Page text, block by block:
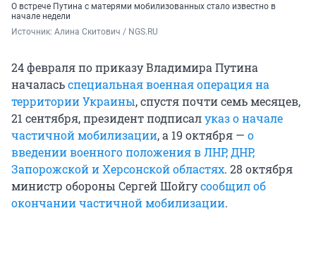
О встрече Путина с матерями мобилизованных стало известно в
начале недели
Источник: Алина Скитович / NGS.RU
24 февраля по приказу Владимира Путина
началасьспециальная военная операция на
территории Украины, спустя почти семь месяцев,
21 сентября, президент подписалуказ о начале
частичной мобилизации, а 19 октября — о
введении военного положения в ЛНР, ДНР,
Запорожской и Херсонской областях. 28 октября
министр обороны Сергей Шойгусообщил об
окончании частичной мобилизации.